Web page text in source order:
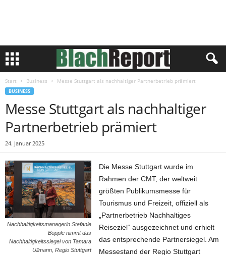
Start Business Messe Stuttgart als nachhaltiger Partnerbetrieb prämiert
BUSINESS
Messe Stuttgart als nachhaltiger
Partnerbetrieb prämiert
24. Januar 2025
Nachhaltigkeitsmanagerin Stefanie
Böpple nimmt das
Nachhaltigkeitssiegel von Tamara
Ullmann, Regio Stuttgart
Die Messe Stuttgart wurde im
Rahmen der CMT, der weltweit
größten Publikumsmesse für
Tourismus und Freizeit, offiziell als
„Partnerbetrieb Nachhaltiges
Reiseziel“ ausgezeichnet und erhielt
das entsprechende Partnersiegel. Am
Messestand der Regio Stuttgart